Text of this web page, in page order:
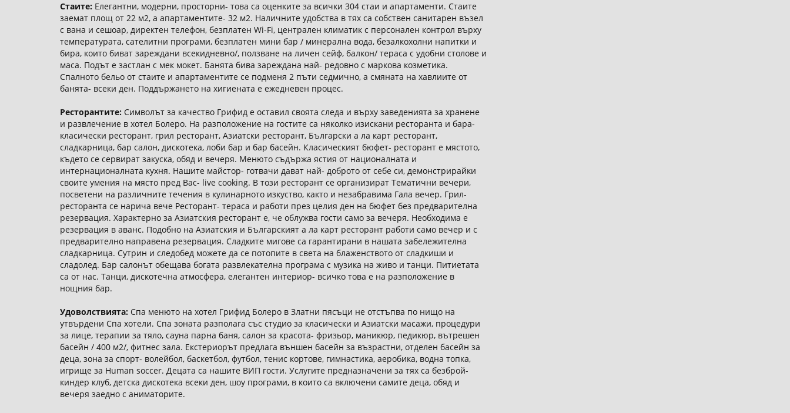
Стаите: Елегантни, модерни, просторни- това са оценките за всички 304 стаи и апартаменти. Стаите
заемат площ от 22 м2, а апартаментите- 32 м2. Наличните удобства в тях са собствен санитарен възел
с вана и сешоар, директен телефон, безплатен Wi-Fi, централен климатик с персонален контрол върху
температурата, сателитни програми, безплатен мини бар / минерална вода, безалкохолни напитки и
бира, които биват зареждани всекидневно/, ползване на личен сейф, балкон/ тераса с удобни столове и
маса. Подът е застлан с мек мокет. Банята бива зареждана най- редовно с маркова козметика.
Спалното бельо от стаите и апартаментите се подменя 2 пъти седмично, а смяната на хавлиите от
банята- всеки ден. Поддържането на хигиената е ежедневен процес.
Ресторантите: Символът за качество Грифид е оставил своята следа и върху заведенията за хранене
и развлечение в хотел Болеро. На разположение на гостите са няколко изискани ресторанта и бара-
класически ресторант, грил ресторант, Азиатски ресторант, Български а ла карт ресторант,
сладкарница, бар салон, дискотека, лоби бар и бар басейн. Класическият бюфет- ресторант е мястото,
където се сервират закуска, обяд и вечеря. Менюто съдържа ястия от националната и
интернационалната кухня. Нашите майстор- готвачи дават най- доброто от себе си, демонстрирайки
своите умения на място пред Вас- live cooking. В този ресторант се организират Тематични вечери,
посветени на различните течения в кулинарното изкуство, както и незабравима Гала вечер. Грил-
ресторанта се нарича вече Ресторант- тераса и работи през целия ден на бюфет без предварителна
резервация. Характерно за Азиатския ресторант е, че облужва гости само за вечеря. Необходима е
резервация в аванс. Подобно на Азиатския и Българският а ла карт ресторант работи само вечер и с
предварително направена резервация. Сладките мигове са гарантирани в нашата забележителна
сладкарница. Сутрин и следобед можете да се потопите в света на блаженството от сладкиши и
сладолед. Бар салонът обещава богата развлекателна програма с музика на живо и танци. Питиетата
са от нас. Танци, дискотечна атмосфера, елегантен интериор- всичко това е на разположение в
нощния бар.
Удоволствията: Спа менюто на хотел Грифид Болеро в Златни пясъци не отстъпва по нищо на
утвърдени Спа хотели. Спа зоната разполага със студио за класически и Азиатски масажи, процедури
за лице, терапии за тяло, сауна парна баня, салон за красота- фризьор, маникюр, педикюр, вътрешен
басейн / 400 м2/, фитнес зала. Екстериорът предлага външен басейн за възрастни, отделен басейн за
деца, зона за спорт- волейбол, баскетбол, футбол, тенис кортове, гимнастика, аеробика, водна топка,
игрище за Human soccer. Децата са нашите ВИП гости. Услугите предназначени за тях са безброй-
киндер клуб, детска дискотека всеки ден, шоу програми, в които са включени самите деца, обяд и
вечеря заедно с аниматорите.